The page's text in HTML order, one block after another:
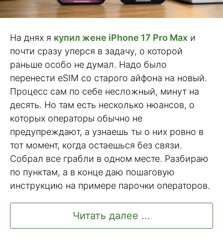
На днях я купил жене iPhone 17 Pro Max и
почти сразу уперся в задачу, о которой
раньше особо не думал. Надо было
перенести eSIM со старого айфона на новый.
Процесс сам по себе несложный, минут на
десять. Но там есть несколько нюансов, о
которых операторы обычно не
предупреждают, а узнаешь ты о них ровно в
тот момент, когда остаешься без связи.
Собрал все грабли в одном месте. Разбираю
по пунктам, а в конце даю пошаговую
инструкцию на примере парочки операторов.
Читать далее ...